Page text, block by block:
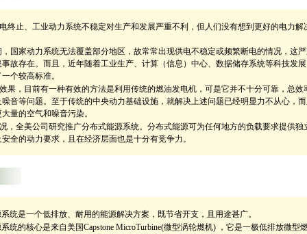
终止、工业动力系统不稳定对生产和发展严重不利，但人们没有想到更好的电力解
国家动力系统无法覆盖部分地区，故常常出现供电不稳定或频繁断电的情况，这
故存在。而且，近年随着工业生产、计算（信息）中心、数据储存系统等科技发
个较高标准。
果，目前有一种有效的方法是利用传统的燃油发电机，可是它并不十分可靠，总效
音等问题。至于传统的中央动力基础设施，就解决上述问题已经明显力不从心，
量的空气和噪音污染。
，全美公司研究推广分布式能源系统。分布式能源可为任何地方的负载要求提供独
全的动力要求，且在经济层面也是十分有竞争力。
统是一个低排放、耐用的能源解决方案，既节省开支，且用途甚广。
统的核心是来自美国Capstone MicroTurbine(微型涡轮燃机) ，它是一极低排放微型